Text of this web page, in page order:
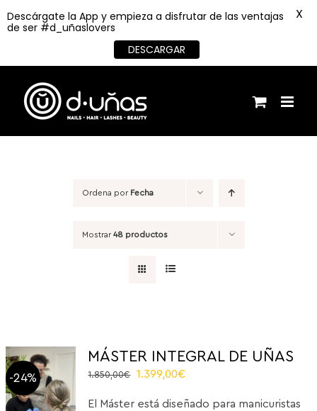
contenido
Ordena por Fecha
Mostrar48 productos
-24%
MÁSTER INTEGRAL DE UÑAS
1.850,00€
El
original
1.399,00€
actual
El Máster está diseñado para manicuristas
Descárgate la App y empieza a disfrutar de las ventajas
de ser #d_uñaslovers
DESCARGAR
X